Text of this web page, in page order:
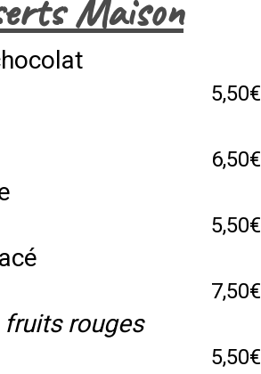
5,50€
6,50€
5,50€
7,50€
fruits rouges
5,50€